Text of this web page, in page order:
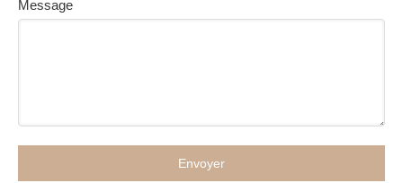
Message
Envoyer